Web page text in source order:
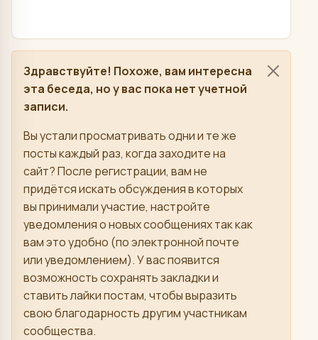
Здравствуйте! Похоже, вам интересна
эта беседа, но у вас пока нет учетной
записи.
Вы устали просматривать одни и те же
посты каждый раз, когда заходите на
сайт? После регистрации, вам не
придётся искать обсуждения в которых
вы принимали участие, настройте
уведомления о новых сообщениях так как
вам это удобно (по электронной почте
или уведомлением). У вас появится
возможность сохранять закладки и
ставить лайки постам, чтобы выразить
свою благодарность другим участникам
сообщества.